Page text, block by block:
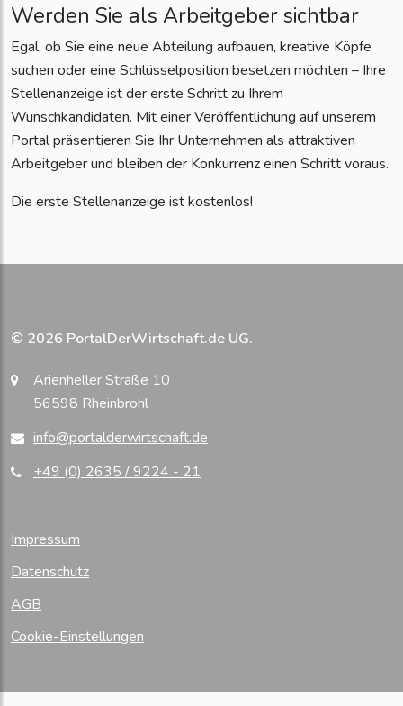
Werden Sie als Arbeitgeber sichtbar
Egal, ob Sie eine neue Abteilung aufbauen, kreative Köpfe
suchen oder eine Schlüsselposition besetzen möchten – Ihre
Stellenanzeige ist der erste Schritt zu Ihrem
Wunschkandidaten. Mit einer Veröffentlichung auf unserem
Portal präsentieren Sie Ihr Unternehmen als attraktiven
Arbeitgeber und bleiben der Konkurrenz einen Schritt voraus.
Die erste Stellenanzeige ist kostenlos!
© 2026 PortalDerWirtschaft.de UG.
Arienheller Straße 10
56598 Rheinbrohl
info@portalderwirtschaft.de
+49 (0) 2635 / 9224 - 21
Impressum
Datenschutz
AGB
Cookie-Einstellungen